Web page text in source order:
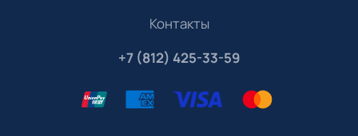
Контакты
+7 (812) 425-33-59